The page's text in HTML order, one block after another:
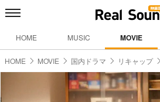
HOME MUSIC MOVIE
HOME MOVIE 国内ドラマ リキャップ